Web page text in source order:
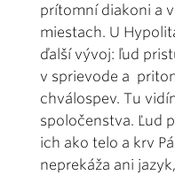
prítomní diakoni a
miestach. U
ďalší vývoj: ľud
v sprievode a
chválospev. Tu
spoločenstva. Ľud
ich ako telo a krv
neprekáža ani